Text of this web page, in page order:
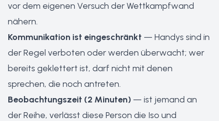
vor dem eigenen Versuch der Wettkampfwand
nähern.
Kommunikation ist eingeschränkt — Handys sind in
der Regel verboten oder werden überwacht; wer
bereits geklettert ist, darf nicht mit denen
sprechen, die noch antreten.
Beobachtungszeit (2 Minuten) — ist jemand an
der Reihe, verlässt diese Person die Iso und